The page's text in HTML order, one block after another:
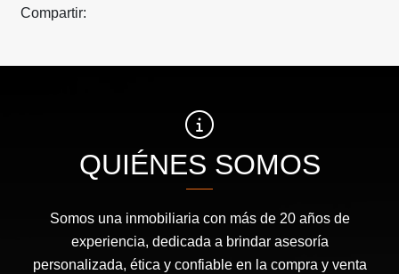
Compartir:
QUIÉNES SOMOS
Somos una inmobiliaria con más de 20 años de
experiencia, dedicada a brindar asesoría
personalizada, ética y confiable en la compra y venta